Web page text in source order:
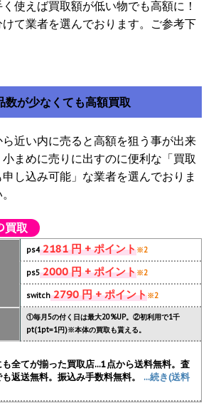
使えば買取額が低い物でも高額に！
て業者を選んでおります。ご参考下
が少なくても高額買取
近い内に売ると高額を狙う事が出来
まめに売りに出すのに便利な「買取
し込み可能」な業者を選んでおりま
買取
ps42181 円 + ポイント※2
ps52000 円 + ポイント※2
switch2790 円 + ポイント※2
①毎月5の付く日は最大20%UP。②初利用で1千
pt(1pt=1円)※本体の買取も貰える。
全てが揃った買取店...1点から送料無料。査
返送無料。振込み手数料無料。
...続き(送料